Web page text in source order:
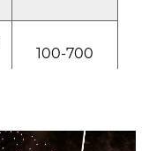
100-700